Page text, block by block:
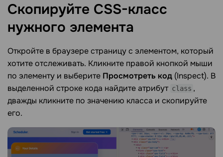
Скопируйте CSS-класс
нужного элемента
Откройте в браузере страницу с элементом, который
хотите отслеживать. Кликните правой кнопкой мыши
по элементу и выберите Просмотреть код (Inspect). В
выделенной строке кода найдите атрибут class ,
дважды кликните по значению класса и скопируйте
его.